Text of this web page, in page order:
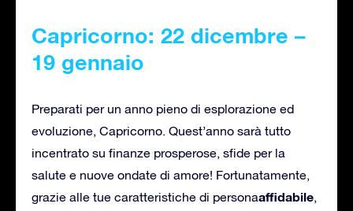
Capricorno: 22 dicembre –
19 gennaio
Preparati per un anno pieno di esplorazione ed
evoluzione, Capricorno. Quest’anno sarà tutto
incentrato su finanze prosperose, sfide per la
salute e nuove ondate di amore! Fortunatamente,
grazie alle tue caratteristiche di personaaffidabile,